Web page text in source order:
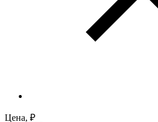
Цена, ₽